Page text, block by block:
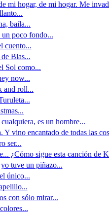
mi hogar, de mi hogar. Me
baila...
un poco fondo...
cuento...
Blas...
Sol como...
now...
and roll...
es un hombre...
vino encantado de todas las
ser...
¿Cómo sigue esta canción de
tuve un piñazo...
único...
con sólo mirar...